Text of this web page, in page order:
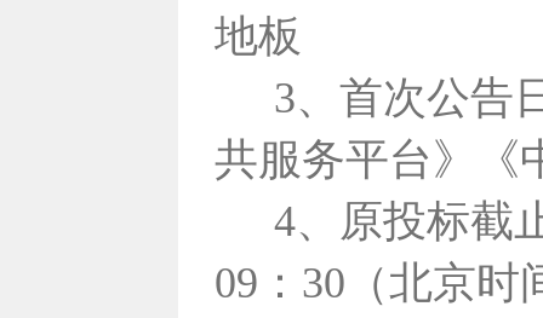
地板
3、首次公告
共服务平台》
4、原投标截
09：30（北京时